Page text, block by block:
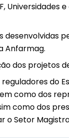
desenvolvidas
Anfarmag.
dos projetos
do
como dos
como dos
o Setor